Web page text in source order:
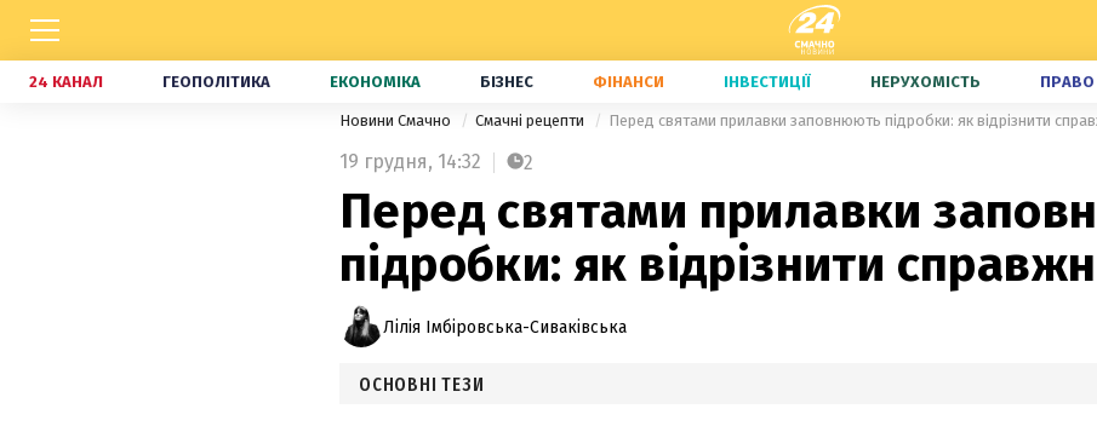
24 КАНАЛ ГЕОПОЛІТИКА ЕКОНОМІКА БІЗНЕС ФІНАНСИ ІНВЕСТИЦІЇ НЕРУХОМІСТЬ ПРАВО
Новини Смачно Смачні рецепти Перед святами прилавки заповнюють підробки: як відрізнити
19 грудня, 14:32 2
Перед святами прилавки
підробки: як відрізнити
Лілія Імбіровська-Сиваківська
ОСНОВНІ ТЕЗИ